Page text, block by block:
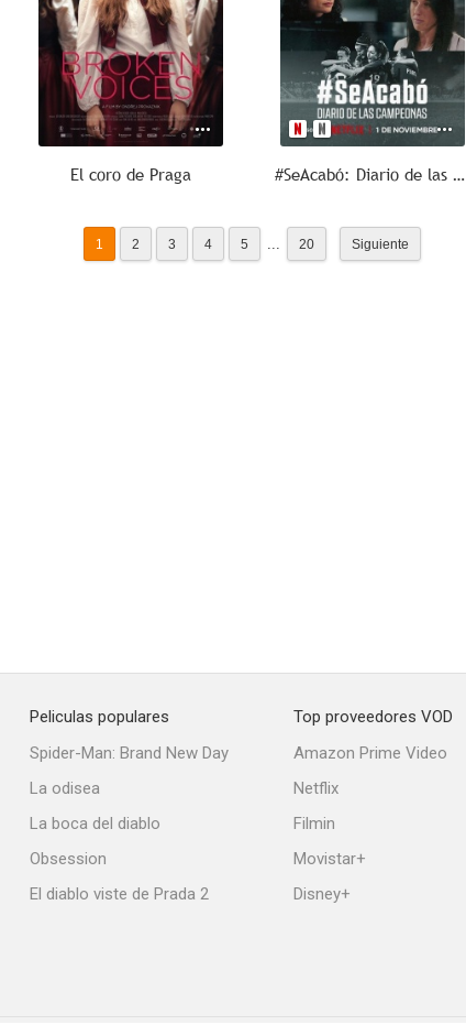
El coro de Praga #SeAcabó: Diario de las campeonas
1 2 3 4 5 ... 20 Siguiente
Peliculas populares
Spider-Man: Brand New Day
La odisea
La boca del diablo
Obsession
El diablo viste de Prada 2
Top proveedores VOD
Amazon Prime Video
Netflix
Filmin
Movistar+
Disney+